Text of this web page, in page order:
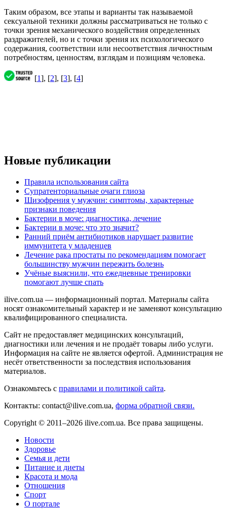
Таким образом, все этапы и варианты так называемой
сексуальной техники должны рассматриваться не только с
точки зрения механического воздействия определенных
раздражителей, но и с точки зрения их психологического
содержания, соответствии или несоответствия личностным
потребностям, ценностям, взглядам и позициям человека.
[1], [2], [3], [4]
Новые публикации
Правила использования сайта
Супратенториальные очаги глиоза
Шизофрения у мужчин: симптомы, характерные
признаки поведения
Бактерии в моче: диагностика, лечение
Бактерии в моче: что это значит?
Ранний приём антибиотиков нарушает развитие
иммунитета у младенцев
Лечение рака простаты по рекомендациям помогает
большинству мужчин пережить болезнь
Учёные выяснили, что ежедневные тренировки
помогают лучше спать
ilive.com.ua — информационный портал. Материалы сайта
носят ознакомительный характер и не заменяют консультацию
квалифицированного специалиста.
Сайт не предоставляет медицинских консультаций,
диагностики или лечения и не продаёт товары либо услуги.
Информация на сайте не является офертой. Администрация не
несёт ответственности за последствия использования
материалов.
Ознакомьтесь с правилами и политикой сайта.
Контакты: contact@ilive.com.ua, форма обратной связи.
Copyright © 2011–2026 ilive.com.ua. Все права защищены.
Новости
Здоровье
Семья и дети
Питание и диеты
Красота и мода
Отношения
Спорт
О портале